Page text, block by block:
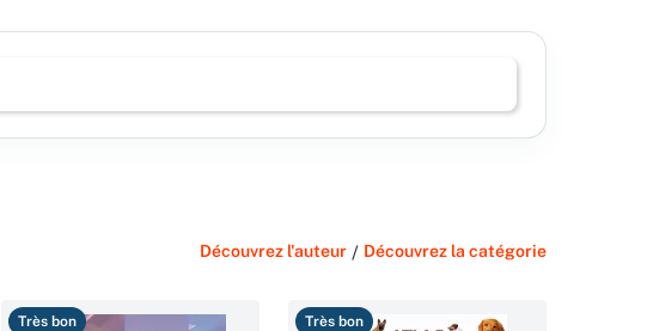
Découvrez l'auteur / Découvrez la catégorie
Très bon Très bon